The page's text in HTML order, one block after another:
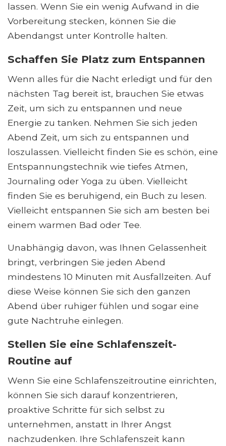
lassen. Wenn Sie ein wenig Aufwand in die
Vorbereitung stecken, können Sie die
Abendangst unter Kontrolle halten.
Schaffen Sie Platz zum Entspannen
Wenn alles für die Nacht erledigt und für den
nächsten Tag bereit ist, brauchen Sie etwas
Zeit, um sich zu entspannen und neue
Energie zu tanken. Nehmen Sie sich jeden
Abend Zeit, um sich zu entspannen und
loszulassen. Vielleicht finden Sie es schön, eine
Entspannungstechnik wie tiefes Atmen,
Journaling oder Yoga zu üben. Vielleicht
finden Sie es beruhigend, ein Buch zu lesen.
Vielleicht entspannen Sie sich am besten bei
einem warmen Bad oder Tee.
Unabhängig davon, was Ihnen Gelassenheit
bringt, verbringen Sie jeden Abend
mindestens 10 Minuten mit Ausfallzeiten. Auf
diese Weise können Sie sich den ganzen
Abend über ruhiger fühlen und sogar eine
gute Nachtruhe einlegen.
Stellen Sie eine Schlafenszeit-
Routine auf
Wenn Sie eine Schlafenszeitroutine einrichten,
können Sie sich darauf konzentrieren,
proaktive Schritte für sich selbst zu
unternehmen, anstatt in Ihrer Angst
nachzudenken. Ihre Schlafenszeit kann